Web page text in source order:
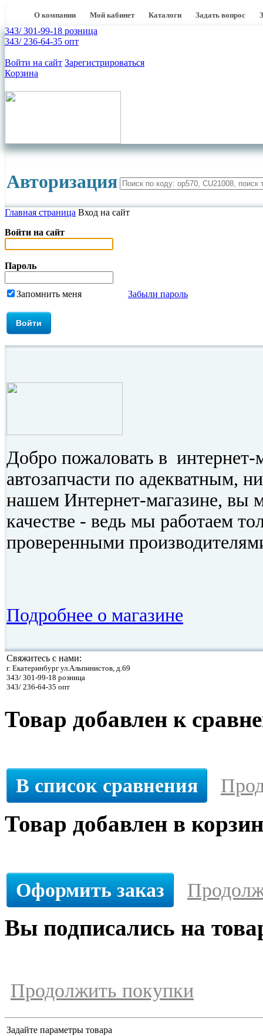
О компании Мой кабинет Каталоги Задать вопрос
343/ 301-99-18 розница
343/ 236-64-35 опт
Войти на сайт Зарегистрироваться
Корзина
Авторизация
Главная страница Вход на сайт
Войти на сайт
Пароль
Запомнить меня Забыли пароль
Добро пожаловать в
автозапчасти по адекватным,
нашем Интернет-магазине, вы
качестве - ведь мы работаем
проверенными
Подробнее о магазине
Свяжитесь с нами:
г. Екатеринбург ул.Альпинистов, д.69
343/ 301-99-18 розница
343/ 236-64-35 опт
Товар добавлен к
В список сравнения
Товар добавлен в
Оформить заказ
Вы подписались на
Продолжить покупки
Задайте параметры товара